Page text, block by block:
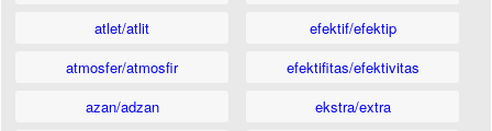
atlet/atlit
atmosfer/atmosfir
azan/adzan
efektif/efektip
efektifitas/efektivitas
ekstra/extra